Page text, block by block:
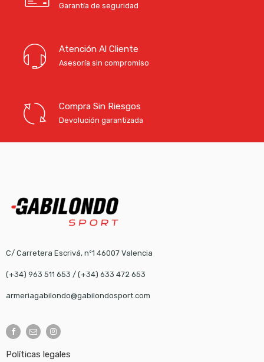
Garantía de seguridad
Atención Al Cliente
Asesoría sin compromiso
Compra Sin Riesgos
Devolución garantizada
C/ Carretera Escrivá, nº1 46007 Valencia
(+34) 963 511 653 / (+34) 633 472 653
armeriagabilondo@gabilondosport.com
Políticas legales